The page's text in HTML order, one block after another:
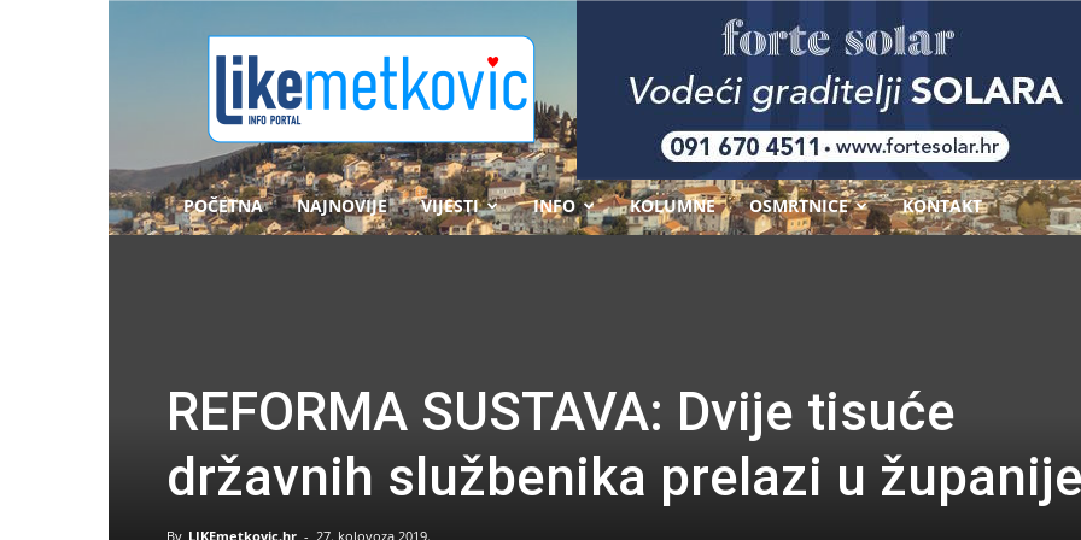
POČETNA NAJNOVIJE VIJESTI INFO KOLUMNE OSMRTNICE KONTAKT
REFORMA SUSTAVA: Dvije tisuće
državnih službenika prelazi u
By LIKEmetkovic.hr - 27. kolovoza 2019.